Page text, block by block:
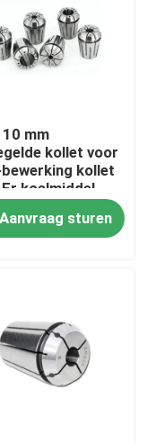
mm
kollet voor
bewerking kollet
koelmiddel
Aanvraag sturen